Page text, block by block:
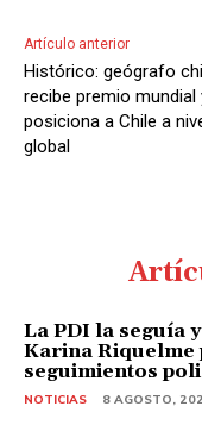
Artículo anterior
Histórico: geógrafo
recibe premio mundial
posiciona a Chile a
global
La PDI la seguía
Karina Riquelme
seguimientos
NOTICIAS 8 AGOSTO,